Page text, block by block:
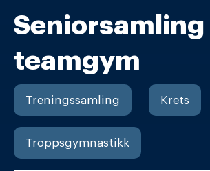
Seniorsamling
teamgym
Treningssamling Krets
Troppsgymnastikk